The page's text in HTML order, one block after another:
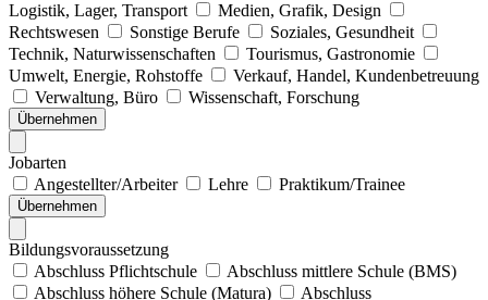
Logistik, Lager, Transport
Medien, Grafik, Design
Rechtswesen
Sonstige Berufe
Soziales, Gesundheit
Technik, Naturwissenschaften
Tourismus, Gastronomie
Umwelt, Energie, Rohstoffe
Verkauf, Handel, Kundenbetreuung
Verwaltung, Büro
Wissenschaft, Forschung
Übernehmen
Jobarten
Angestellter/Arbeiter
Lehre Praktikum/Trainee
Übernehmen
Bildungsvoraussetzung
Abschluss Pflichtschule
Abschluss mittlere Schule (BMS)
Abschluss höhere Schule (Matura)
Abschluss